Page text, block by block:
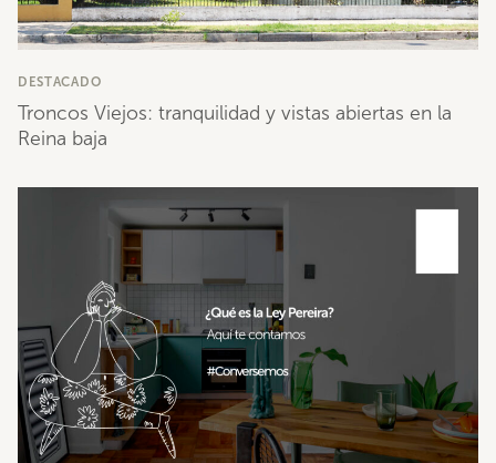
DESTACADO
Troncos Viejos: tranquilidad y vistas abiertas en la
Reina baja